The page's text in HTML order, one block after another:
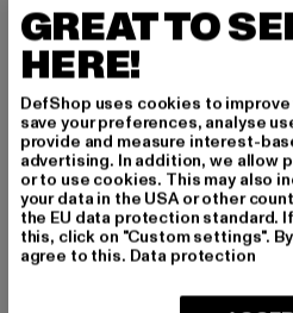
MJ GONZALES
Heavy Oversized Essentials V.4 ''Saint V.1''
35,69 EUR
Derzeitiger Preis: 35,69 EUR
69,99 EURAktionspreis:
GREAT TO
HERE!
DefShop uses cookies to
save your preferences, analyse
provide and measure interest-
advertising. In addition, we allow
or to use cookies. This may also
your data in the USA or other
the EU data protection standard.
this, click on "Custom settings".
agree to this. Data protection